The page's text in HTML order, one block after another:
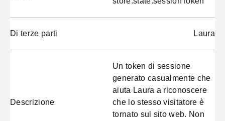
Di terze parti Laura
Descrizione
Un token di sessione
generato casualmente che
aiuta Laura a riconoscere
che lo stesso visitatore è
tornato sul sito web. Non